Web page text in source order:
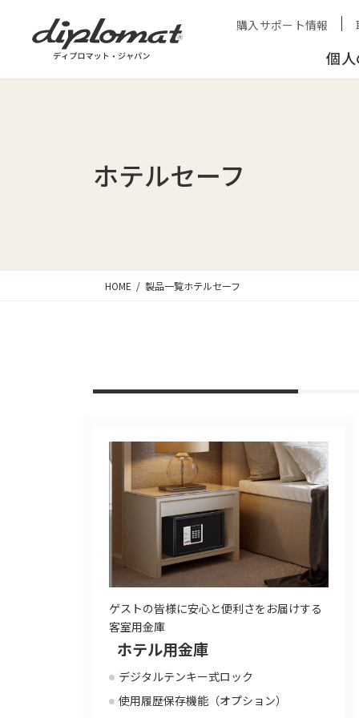
購入サポート情報
個
ホテルセーフ
HOME 製品一覧ホテルセーフ
ゲストの皆様に安心と便利さをお届けする
客室用金庫
ホテル用金庫
デジタルテンキー式ロック
使用履歴保存機能（オプション）